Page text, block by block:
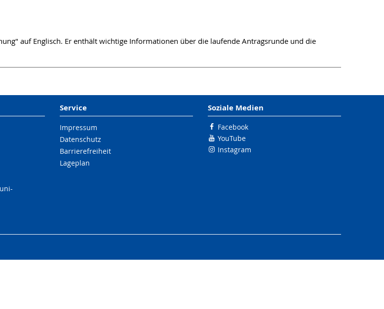
auf Englisch. Er enthält wichtige Informationen über die laufende Antragsrunde und die
Service
Impressum
Datenschutz
Barrierefreiheit
Lageplan
Soziale Medien
Facebook
YouTube
Instagram